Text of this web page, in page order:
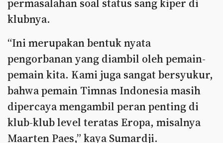
permasalahan soal status sang kiper di
klubnya.
“Ini merupakan bentuk nyata
pengorbanan yang diambil oleh pemain-
pemain kita. Kami juga sangat bersyukur,
bahwa pemain Timnas Indonesia masih
dipercaya mengambil peran penting di
klub-klub level teratas Eropa, misalnya
Maarten Paes,” kaya Sumardji.